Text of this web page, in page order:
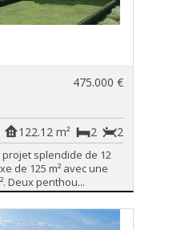
475.000 €
2
2
122.12 m²
splendide de 12
de 125 m² avec une
Deux penthou...